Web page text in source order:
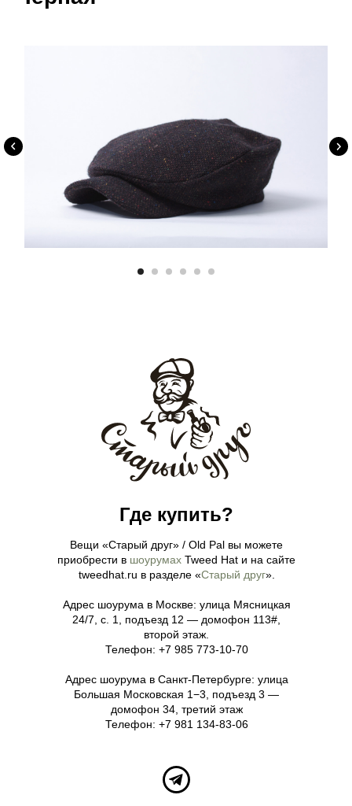
Вещи «Старый друг» / Old Pal вы можете
приобрести в шоурумах Tweed Hat и на сайте
tweedhat.ru в разделе «Старый друг».
Адрес шоурума в Москве: улица Мясницкая
24/7, с. 1, подъезд 12 — домофон 113#,
второй этаж.
Телефон: +7 985 773-10-70
Адрес шоурума в Санкт-Петербургe: улица
Большая Московская 1−3, подъезд 3 —
домофон 34, третий этаж
Телефон: +7 981 134-83-06
Где купить?